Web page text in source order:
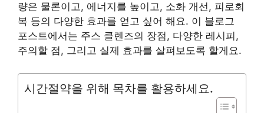
량은 물론이고, 에너지를 높이고, 소화 개선, 피로회
복 등의 다양한 효과를 얻고 싶어 해요. 이 블로그
포스트에서는 주스 클렌즈의 장점, 다양한 레시피,
주의할 점, 그리고 실제 효과를 살펴보도록 할게요.
시간절약을 위해 목차를 활용하세요.